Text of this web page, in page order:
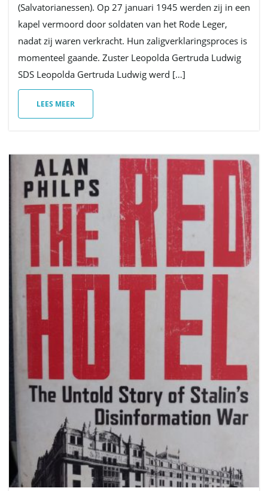
(Salvatorianessen). Op 27 januari 1945 werden zij in een
kapel vermoord door soldaten van het Rode Leger,
nadat zij waren verkracht. Hun zaligverklaringsproces is
momenteel gaande. Zuster Leopolda Gertruda Ludwig
SDS Leopolda Gertruda Ludwig werd […]
LEES MEER